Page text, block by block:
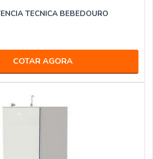
TECNICA BEBEDOURO
COTAR AGORA